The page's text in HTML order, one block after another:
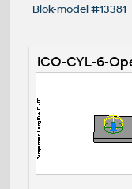
Blok-model #13381
ICO-CYL-6-